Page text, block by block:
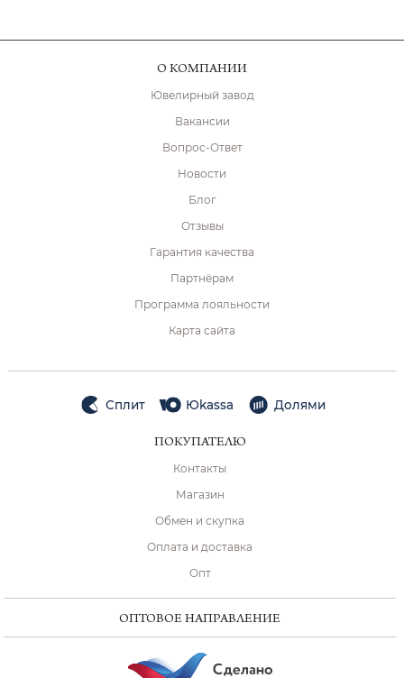
О КОМПАНИИ
Ювелирный завод
Вакансии
Вопрос-Ответ
Новости
Блог
Отзывы
Гарантия качества
Партнёрам
Программа лояльности
Карта сайта
Сплит Юkassa Долями
ПОКУПАТЕЛЮ
Контакты
Магазин
Обмен и скупка
Оплата и доставка
Опт
ОПТОВОЕ НАПРАВЛЕНИЕ